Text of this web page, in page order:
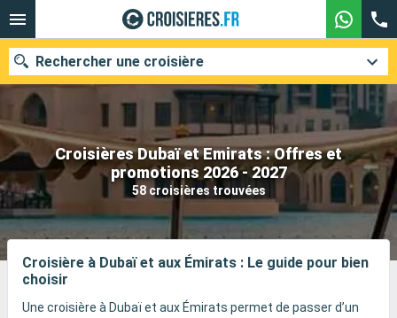
Croisières Dubaï et Emirats : Offres et
promotions 2026 - 2027
58 croisières trouvées
Rechercher une croisière
Nos destinations
Mois de départ
Ports Compagnies
Croisière à Dubaï et aux Émirats : Le guide pour bien
choisir
Une croisière à Dubaï et aux Émirats permet de passer d’un